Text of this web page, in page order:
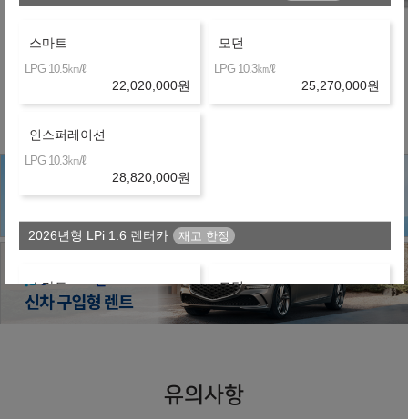
※ 약정거리 : 2만km/년
※ 보험 : 대인 무한, 대물 1억, 26세이상
※ 정비 : 미포함
유의사항
스마트
LPG 10.5㎞/ℓ
22,020,000원
모던
LPG 10.3㎞/ℓ
25,270,000원
인스퍼레이션
LPG 10.3㎞/ℓ
28,820,000원
2026년형 LPi 1.6 렌터카
스마트
LPG 10.5
㎞/ℓ
20,930,000원
모던
LPG 10.3㎞/ℓ
24,020,000원
2026년형 LPi 1.6 장애인용